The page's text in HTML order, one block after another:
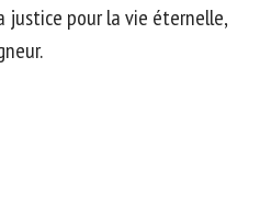
justice pour la vie éternelle,